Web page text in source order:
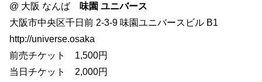
@ 大阪 なんば
味園 ユニバース
大阪市中央区千日前 2-3-9 味園ユニバースビル B1
http://universe.osaka
前売チケット 1,500円
当日チケット 2,000円